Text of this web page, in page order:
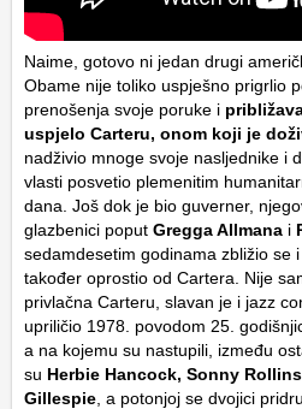
Naime, gotovo ni jedan drugi
Obame nije toliko uspješno prigrlio
prenošenja svoje poruke i
uspjelo Carteru, onom koji je
nadživio mnoge svoje nasljednike i
vlasti posvetio plemenitim
dana. Još dok je bio guverner,
glazbenici poput Gregga Allmana i
sedamdesetim godinama zbližio se
također oprostio od Cartera. Nije
privlačna Carteru, slavan je i jazz
upriličio 1978. povodom 25.
a na kojemu su nastupili, između
su Herbie Hancock, Sonny
Gillespie , a potonjoj se dvojici